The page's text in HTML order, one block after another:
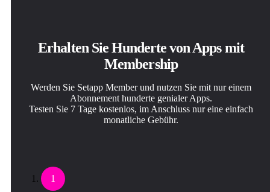
Erhalten Sie Hunderte von Apps mit
Membership
Werden Sie Setapp Member und nutzen Sie mit nur einem
Abonnement hunderte genialer Apps.
Testen Sie 7 Tage kostenlos, im Anschluss nur eine einfach
monatliche Gebühr.
1